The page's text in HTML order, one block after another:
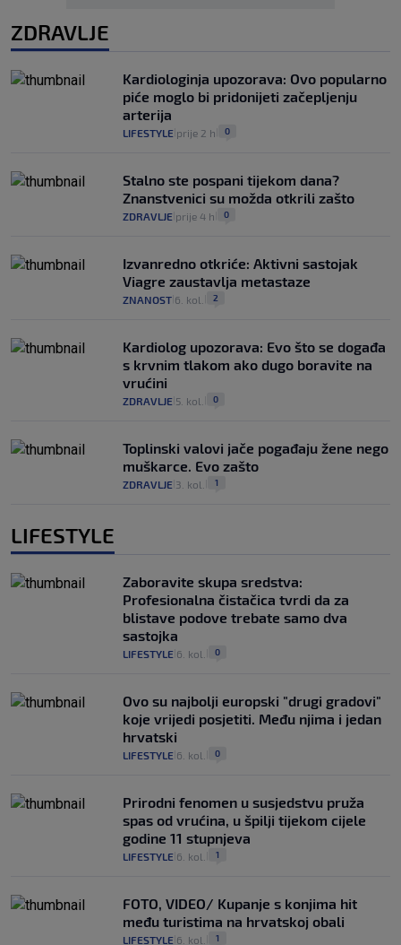
ZDRAVLJE
Kardiologinja upozorava: Ovo popularno
piće moglo bi pridonijeti začepljenju
arterija
LIFESTYLE prije 2 h 0
Stalno ste pospani tijekom dana?
Znanstvenici su možda otkrili zašto
ZDRAVLJE prije 4 h 0
Izvanredno otkriće: Aktivni sastojak
Viagre zaustavlja metastaze
ZNANOST 6. kol. 2
Kardiolog upozorava: Evo što se događa
s krvnim tlakom ako dugo boravite na
vrućini
ZDRAVLJE 5. kol. 0
Toplinski valovi jače pogađaju žene nego
muškarce. Evo zašto
ZDRAVLJE 3. kol. 1
LIFESTYLE
Zaboravite skupa sredstva:
Profesionalna čistačica tvrdi da za
blistave podove trebate samo dva
sastojka
LIFESTYLE 6. kol. 0
Ovo su najbolji europski "drugi gradovi"
koje vrijedi posjetiti. Među njima i jedan
hrvatski
LIFESTYLE 6. kol. 0
Prirodni fenomen u susjedstvu pruža
spas od vrućina, u špilji tijekom cijele
godine 11 stupnjeva
LIFESTYLE 6. kol. 1
FOTO, VIDEO/ Kupanje s konjima hit
među turistima na hrvatskoj obali
LIFESTYLE 6. kol. 1